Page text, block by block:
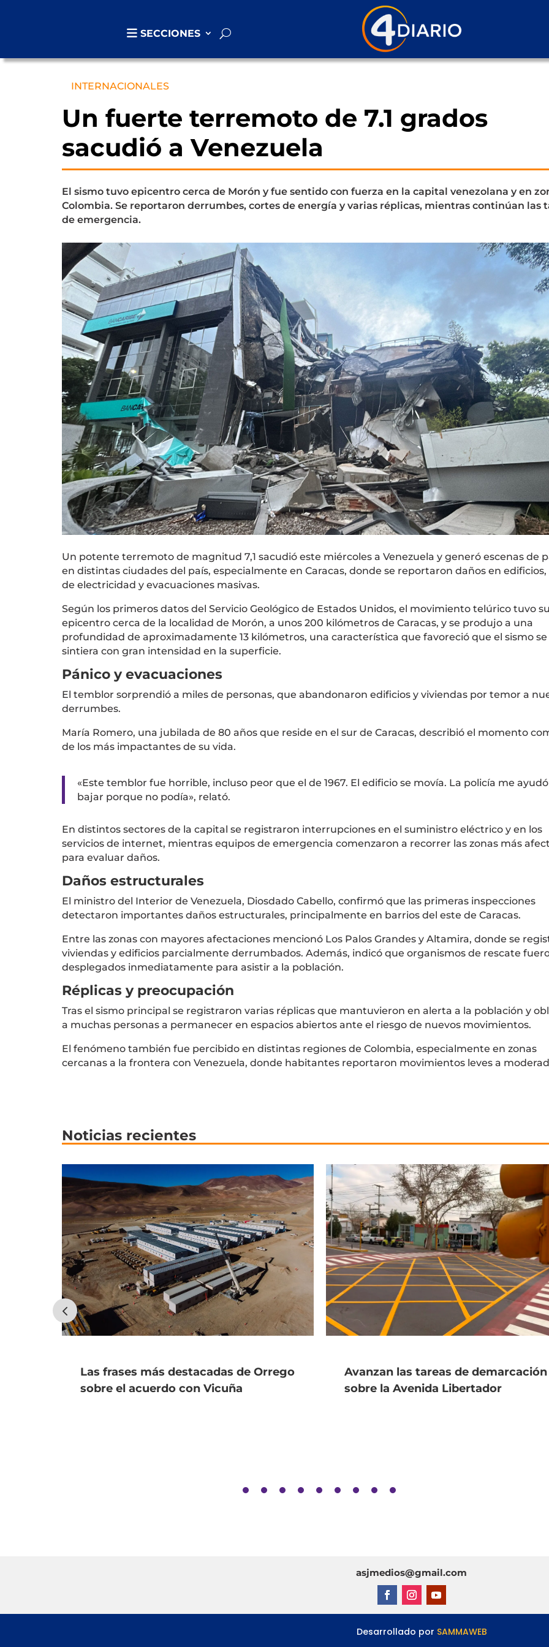
SECCIONES
INTERNACIONALES
Un fuerte terremoto de 7.1 grados
sacudió a Venezuela
El sismo tuvo epicentro cerca de Morón y fue sentido con fuerza en la capital venezolana y en
Colombia. Se reportaron derrumbes, cortes de energía y varias réplicas, mientras continúan las
de emergencia.
Un potente terremoto de magnitud 7,1 sacudió este miércoles a Venezuela y generó escenas de
en distintas ciudades del país, especialmente en Caracas, donde se reportaron daños en
de electricidad y evacuaciones masivas.
Según los primeros datos del Servicio Geológico de Estados Unidos, el movimiento telúrico tuvo su
epicentro cerca de la localidad de Morón, a unos 200 kilómetros de Caracas, y se produjo a una
profundidad de aproximadamente 13 kilómetros, una característica que favoreció que el sismo se
sintiera con gran intensidad en la superficie.
Pánico y evacuaciones
El temblor sorprendió a miles de personas, que abandonaron edificios y viviendas por temor a
derrumbes.
María Romero, una jubilada de 80 años que reside en el sur de Caracas, describió el momento
de los más impactantes de su vida.
«Este temblor fue horrible, incluso peor que el de 1967. El edificio se movía. La policía me
bajar porque no podía», relató.
En distintos sectores de la capital se registraron interrupciones en el suministro eléctrico y en los
servicios de internet, mientras equipos de emergencia comenzaron a recorrer las zonas más
para evaluar daños.
Daños estructurales
El ministro del Interior de Venezuela, Diosdado Cabello, confirmó que las primeras inspecciones
detectaron importantes daños estructurales, principalmente en barrios del este de Caracas.
Entre las zonas con mayores afectaciones mencionó Los Palos Grandes y Altamira, donde se
viviendas y edificios parcialmente derrumbados. Además, indicó que organismos de rescate
desplegados inmediatamente para asistir a la población.
Réplicas y preocupación
Tras el sismo principal se registraron varias réplicas que mantuvieron en alerta a la población y
a muchas personas a permanecer en espacios abiertos ante el riesgo de nuevos movimientos.
El fenómeno también fue percibido en distintas regiones de Colombia, especialmente en zonas
cercanas a la frontera con Venezuela, donde habitantes reportaron movimientos leves a
Noticias recientes
Las frases más destacadas de Orrego
sobre el acuerdo con Vicuña
Avanzan las tareas de demarcación
sobre la Avenida Libertador
asjmedios@gmail.com
Desarrollado por SAMMAWEB